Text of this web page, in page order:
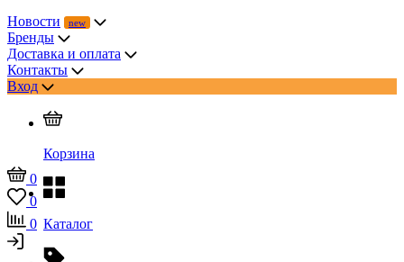
Новости
Бренды
Доставка и оплата
Контакты
Вход
Корзина
Каталог
0
0
0